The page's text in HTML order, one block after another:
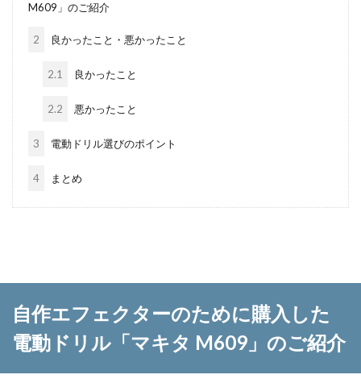
M609」のご紹介
2 良かったこと・悪かったこと
2.1 良かったこと
2.2 悪かったこと
3 電動ドリル選びのポイント
4 まとめ
自作エフェクターのために購入した
電動ドリル「マキタ M609」のご紹介